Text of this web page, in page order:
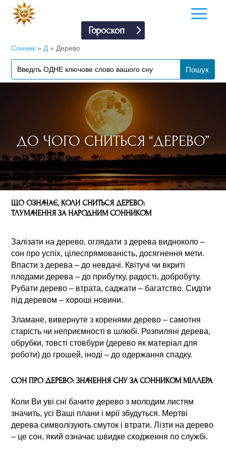
Гороскоп
Сонник » Д » Дерево
ДО ЧОГО СНИТЬСЯ “ДЕРЕВО”
ЩО ОЗНАЧАЄ, КОЛИ СНИТЬСЯ ДЕРЕВО:
ТЛУМАЧЕННЯ ЗА НАРОДНИМ СОННИКОМ
Залізати на дерево, оглядати з дерева видноколо –
сон про успіх, цілеспрямованість, досягнення мети.
Впасти з дерева – до невдачі. Квітучі чи вкриті
плодами дерева – до прибутку, радості, добробуту.
Рубати дерево – втрата, саджати – багатство. Сидіти
під деревом – хороші новини.
Зламане, вивернуте з коренями дерево – самотня
старість чи неприємності в шлюбі. Розпиляні дерева,
обрубки, товсті стовбури (дерево як матеріал для
роботи) до грошей, іноді – до одержання спадку.
СОН ПРО ДЕРЕВО: ЗНАЧЕННЯ СНУ ЗА СОННИКОМ МІЛЛЕРА
Коли Ви уві сні бачите дерево з молодим листям
значить, усі Ваші плани і мрії збудуться. Мертві
дерева символізують смуток і втрати. Лізти на дерево
– це сон, який означає швидке сходження по службі.